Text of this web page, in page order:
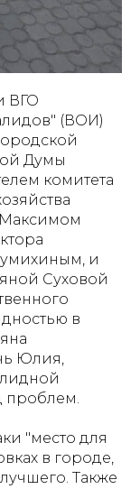
ВГО
(ВОИ)
Думы
комитета
и
Суховой
в
Юлия,
проблем.
"место для
в городе,
Также